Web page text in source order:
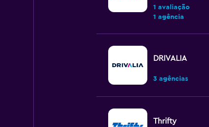
1 avaliação
1 agência
DRIVALIA
3 agências
Thrifty